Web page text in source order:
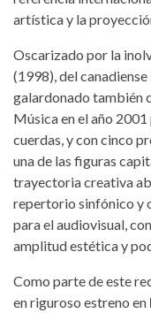
artística y la
Oscarizado por la
(1998), del canadiense
galardonado también
Música en el año 2001
cuerdas, y con cinco
una de las figuras
trayectoria creativa
repertorio sinfónico y
para el audiovisual,
amplitud estética y
Como parte de este
en riguroso estreno en